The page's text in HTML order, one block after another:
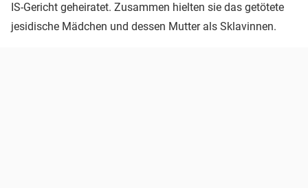
IS-Gericht geheiratet. Zusammen hielten sie das getötete
jesidische Mädchen und dessen Mutter als Sklavinnen.